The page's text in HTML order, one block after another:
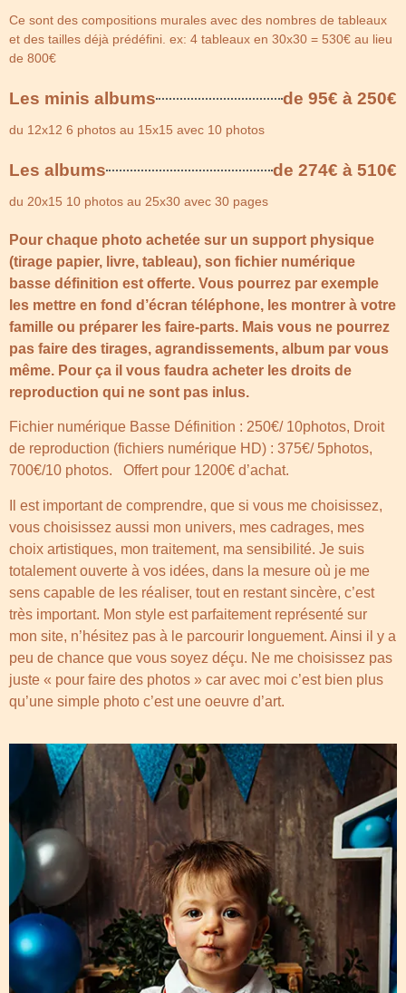
Ce sont des compositions murales avec des nombres de tableaux
et des tailles déjà prédéfini. ex: 4 tableaux en 30x30 = 530€ au lieu
de 800€
Les minis albums de 95€ à 250€
du 12x12 6 photos au 15x15 avec 10 photos
Les albums de 274€ à 510€
du 20x15 10 photos au 25x30 avec 30 pages
Pour chaque photo achetée sur un support physique
(tirage papier, livre, tableau), son fichier numérique
basse définition est offerte. Vous pourrez par exemple
les mettre en fond d’écran téléphone, les montrer à votre
famille ou préparer les faire-parts. Mais vous ne pourrez
pas faire des tirages, agrandissements, album par vous
même. Pour ça il vous faudra acheter les droits de
reproduction qui ne sont pas inlus.
Fichier numérique Basse Définition : 250€/ 10photos, Droit
de reproduction (fichiers numérique HD) : 375€/ 5photos,
700€/10 photos. Offert pour 1200€ d’achat.
Il est important de comprendre, que si vous me choisissez,
vous choisissez aussi mon univers, mes cadrages, mes
choix artistiques, mon traitement, ma sensibilité. Je suis
totalement ouverte à vos idées, dans la mesure où je me
sens capable de les réaliser, tout en restant sincère, c’est
très important. Mon style est parfaitement représenté sur
mon site, n’hésitez pas à le parcourir longuement. Ainsi il y a
peu de chance que vous soyez déçu. Ne me choisissez pas
juste « pour faire des photos » car avec moi c’est bien plus
qu’une simple photo c’est une oeuvre d’art.